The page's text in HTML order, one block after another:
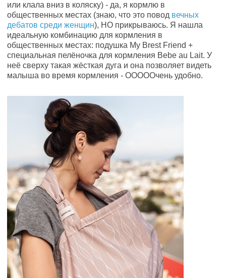
или клала вниз в коляску) - да, я кормлю в
общественных местах (знаю, что это повод вечных
дебатов среди женщин), НО прикрываюсь. Я нашла
идеальную комбинацию для кормления в
общественных местах: подушка My Brest Friend +
специальная пелёночка для кормления Bebe au Lait. У
неё сверху такая жёсткая дуга и она позволяет видеть
малыша во время кормления - ОООООчень удобно.